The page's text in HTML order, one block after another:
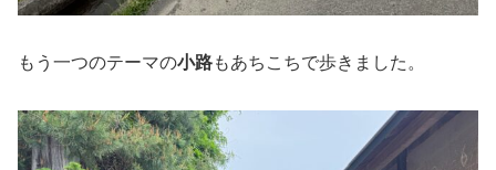
もう一つのテーマの小路もあちこちで歩きました。